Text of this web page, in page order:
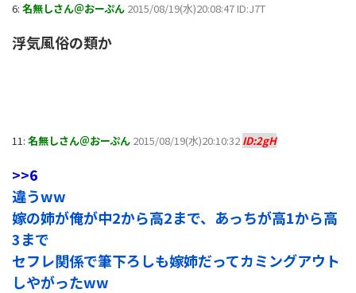
6: 名無しさん＠おーぷん 2015/08/19(水)20:08:47 ID:J7T
浮気風俗の類か
11: 名無しさん＠おーぷん 2015/08/19(水)20:10:32 ID:2gH
>>6
違うww
嫁の姉が俺が中2から高2まで、あっちが高1から高
3まで
セフレ関係で筆下ろしも嫁姉だってカミングアウト
しやがったww